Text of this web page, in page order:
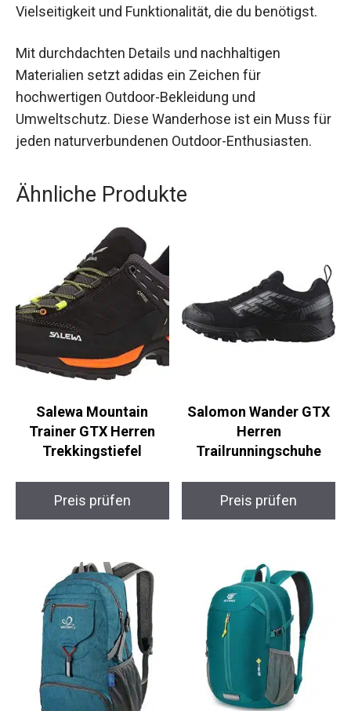
benötigst.
Mit durchdachten Details und nachhaltigen
Materialien setzt adidas ein Zeichen für
hochwertigen Outdoor-Bekleidung und
Umweltschutz. Diese Wanderhose ist ein Muss
für jeden naturverbundenen Outdoor-
Ähnliche Produkte
Salewa Mountain
Trainer GTX Herren
Salomon Wander GTX
Herren